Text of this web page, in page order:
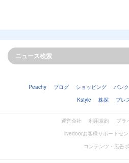
Peachy ブログ ショッピング バンク
Kstyle
株探 プレ
運営会社 利用規約
プラ
livedoorお客様サポートセ
コンテンツ・広告